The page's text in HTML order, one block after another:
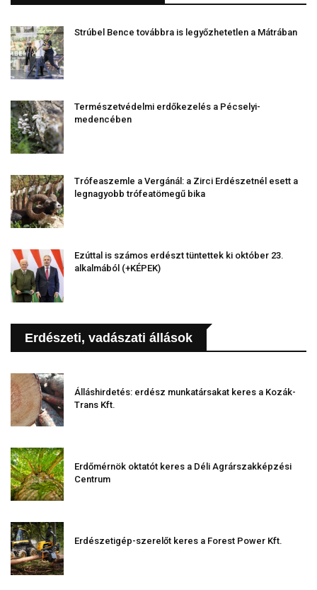
Strúbel Bence továbbra is legyőzhetetlen a Mátrában
Természetvédelmi erdőkezelés a Pécselyi-
medencében
Trófeaszemle a Vergánál: a Zirci Erdészetnél esett a
legnagyobb trófeatömegű bika
Ezúttal is számos erdészt tüntettek ki október 23.
alkalmából (+KÉPEK)
Erdészeti, vadászati állások
Álláshirdetés: erdész munkatársakat keres a Kozák-
Trans Kft.
Erdőmérnök oktatót keres a Déli Agrárszakképzési
Centrum
Erdészetigép-szerelőt keres a Forest Power Kft.